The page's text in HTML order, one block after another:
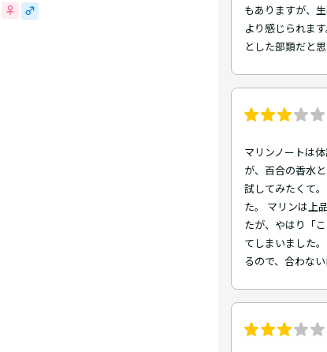
もありますが、
より感じられま
とした部類だと
マリンノートは
が、百合の香水
試してみたくて
た。 マリンは上
たが、やはり「
てしまいました
るので、合わない